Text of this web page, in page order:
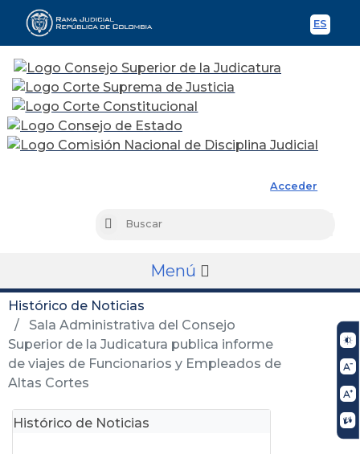
ES
Acceder
Buscar
Menú
Histórico de Noticias
Sala Administrativa del Consejo
Superior de la Judicatura publica informe
de viajes de Funcionarios y Empleados de
Altas Cortes
Histórico de Noticias